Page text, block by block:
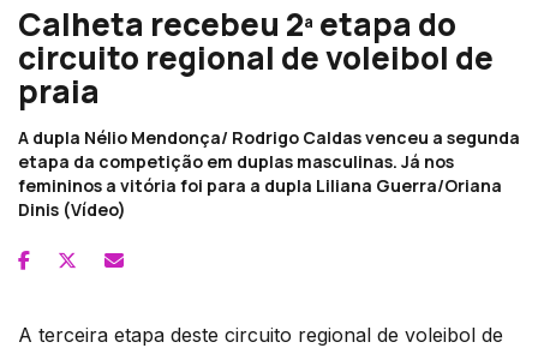
Calheta recebeu 2ª etapa do
circuito regional de voleibol de
praia
A dupla Nélio Mendonça/ Rodrigo Caldas venceu a segunda
etapa da competição em duplas masculinas. Já nos
femininos a vitória foi para a dupla Liliana Guerra/Oriana
Dinis (Vídeo)
A terceira etapa deste circuito regional de voleibol de